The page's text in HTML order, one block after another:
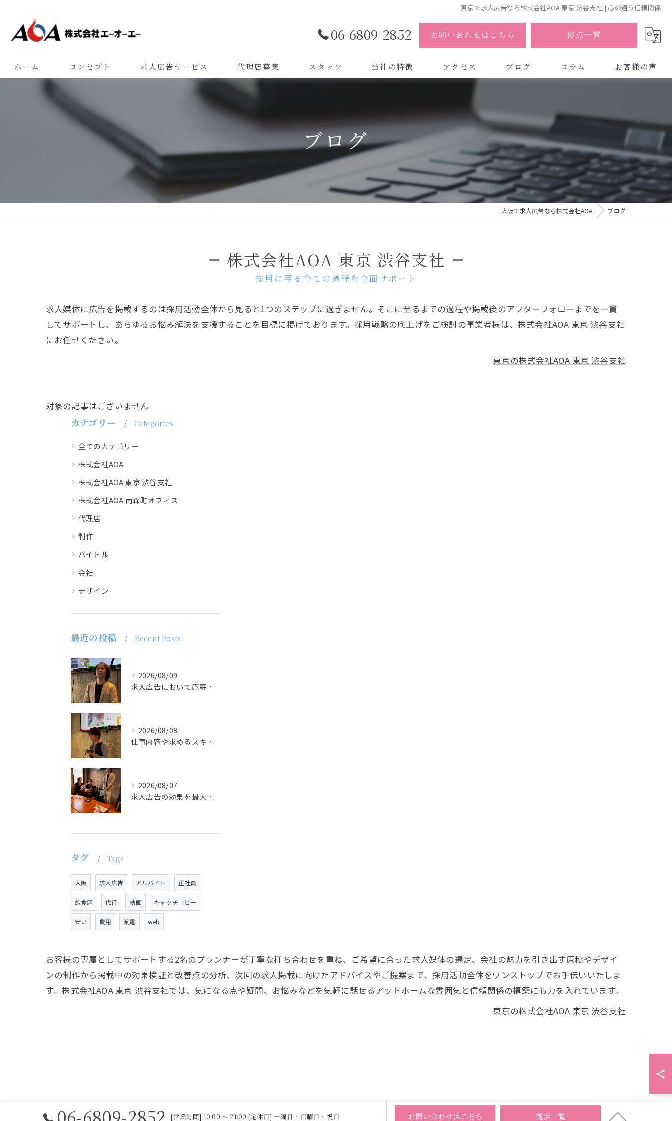
東京で求人広告なら株式会社AOA 東京 渋谷支社 | 心の通う信頼関係
06-6809-2852 お問い合わせはこちら 拠点一覧
ホーム コンセプト 求人広告サービス 代理店募集 スタッフ 当社の特徴
制作
バイトル
デザイン
アクセス
株式会社AOA 東京 渋谷オフィス
株式会社AOA 南森町オフィス
ブログ コラム お客様の声
ブログ
大阪で求人広告なら株式会社AOA ブログ
株式会社AOA 東京 渋谷支社
採用に至る全ての過程を全面サポート
求人媒体に広告を掲載するのは採用活動全体から見ると1つのステップに過ぎません。そこに至るまでの過程や掲載後のアフターフォローまでを一貫
してサポートし、あらゆるお悩み解決を支援することを目標に掲げております。採用戦略の底上げをご検討の事業者様は、株式会社AOA 東京 渋谷支社
にお任せください。
東京の株式会社AOA 東京 渋谷支社
対象の記事はございません
カテゴリー Categories
全てのカテゴリー
株式会社AOA
株式会社AOA 東京 渋谷支社
株式会社AOA 南森町オフィス
代理店
制作
バイトル
会社
デザイン
最近の投稿 Recent Posts
2026/08/09
求人広告において応募者の質を大きく左右するのは、求人内容の充...
2026/08/08
仕事内容や求めるスキルを明確にし、ターゲット層に響くメッセー...
2026/08/07
求人広告の効果を最大化するために最も重要なのは、掲載タイミン...
タグ Tags
大阪 求人広告 アルバイト 正社員
飲食店 代行 動画 キャッチコピー
安い 費用 派遣 web
お客様の専属としてサポートする2名のプランナーが丁寧な打ち合わせを重ね、ご希望に合った求人媒体の選定、会社の魅力を引き出す原稿やデザイ
ンの制作から掲載中の効果検証と改善点の分析、次回の求人掲載に向けたアドバイスやご提案まで、採用活動全体をワンストップでお手伝いいたしま
す。株式会社AOA 東京 渋谷支社では、気になる点や疑問、お悩みなどを気軽に話せるアットホームな雰囲気と信頼関係の構築にも力を入れています。
東京の株式会社AOA 東京 渋谷支社
[営業時間] 10:00 〜 21:00 [定休日] 土曜日・日曜日・祝日 お問い合わせはこちら 拠点一覧